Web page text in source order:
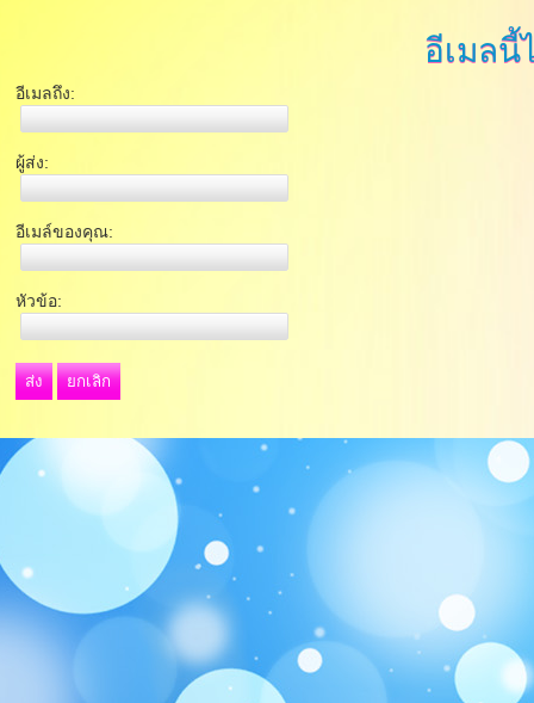
อีเมลนี้
อีเมลถึง:
ผู้ส่ง:
อีเมล์ของคุณ:
หัวข้อ:
ส่ง ยกเลิก